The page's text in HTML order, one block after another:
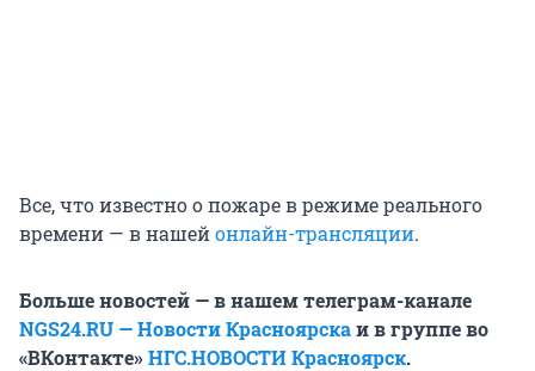
Все, что известно о пожаре в режиме реального
времени — в нашейонлайн-трансляции.
Больше новостей — в нашем телеграм-канале
NGS24.RU — Новости Красноярскаи в группе во
«ВКонтакте»НГС.НОВОСТИ Красноярск.